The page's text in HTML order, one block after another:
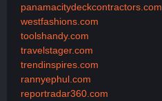
panamacitydeckcontractors.com
westfashions.com
toolshandy.com
travelstager.com
trendinspires.com
rannyephul.com
reportradar360.com